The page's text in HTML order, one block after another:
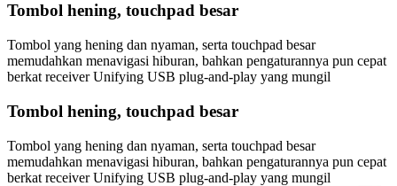
Tombol hening, touchpad besar
Tombol yang hening dan nyaman, serta touchpad besar
memudahkan menavigasi hiburan, bahkan pengaturannya pun cepat
berkat receiver Unifying USB plug-and-play yang mungil
Tombol hening, touchpad besar
Tombol yang hening dan nyaman, serta touchpad besar
memudahkan menavigasi hiburan, bahkan pengaturannya pun cepat
berkat receiver Unifying USB plug-and-play yang mungil